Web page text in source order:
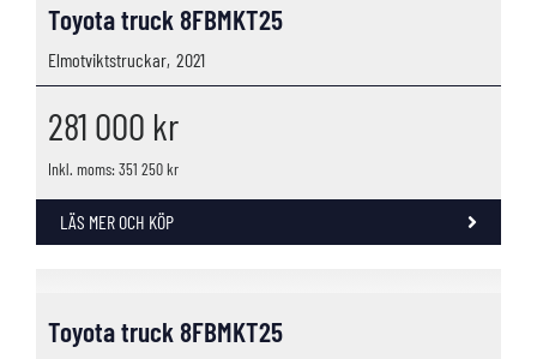
Toyota truck 8FBMKT25
Elmotviktstruckar, 2021
281 000 kr
Inkl. moms: 351 250 kr
LÄS MER OCH KÖP
Toyota truck 8FBMKT25